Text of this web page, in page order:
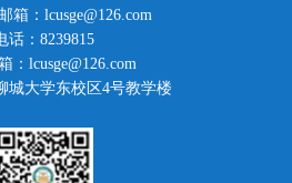
箱：lcusge@126.com
话：8239815
：lcusge@126.com
城大学东校区4号教学楼